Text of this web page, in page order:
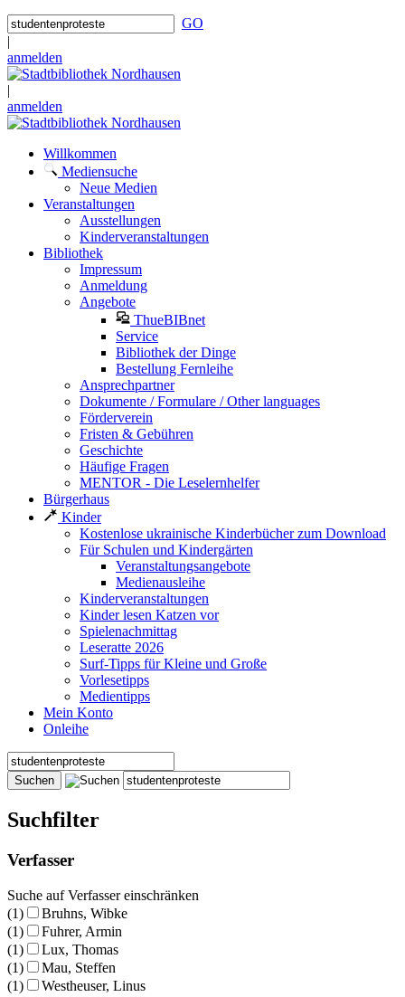
GO
|
anmelden
|
anmelden
Willkommen
Mediensuche
Neue Medien
Veranstaltungen
Ausstellungen
Kinderveranstaltungen
Bibliothek
Impressum
Anmeldung
Angebote
ThueBIBnet
Service
Bibliothek der Dinge
Bestellung Fernleihe
Ansprechpartner
Dokumente / Formulare / Other languages
Förderverein
Fristen & Gebühren
Geschichte
Häufige Fragen
MENTOR - Die Leselernhelfer
Bürgerhaus
Kinder
Kostenlose ukrainische Kinderbücher zum Download
Für Schulen und Kindergärten
Veranstaltungsangebote
Medienausleihe
Kinderveranstaltungen
Kinder lesen Katzen vor
Spielenachmittag
Leseratte 2026
Surf-Tipps für Kleine und Große
Vorlesetipps
Medientipps
Mein Konto
Onleihe
Suchfilter
Verfasser
Suche auf Verfasser einschränken
(1)
Bruhns, Wibke
(1)
Fuhrer, Armin
(1)
Lux, Thomas
(1)
Mau, Steffen
(1)
Westheuser, Linus